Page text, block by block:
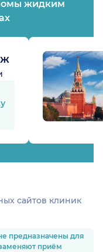
жидким
сайтов клиник
предназначены для
приём